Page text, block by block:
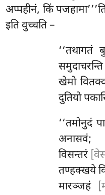
अप्पहीनं, किं
इति वुच्चति –
‘‘तथागतं
खेमो
दुतियो
‘‘तमोनुदं
अनासवं;
विसन्तरं
तण्हक्खये
मारञ्जहं